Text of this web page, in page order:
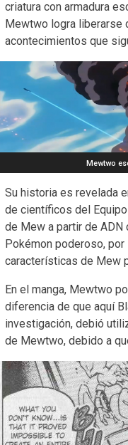
criatura con armadura
Mewtwo logra liberarse
acontecimientos que
Mewtwo
Su historia es revelada
de científicos del
de Mew a partir de
Pokémon poderoso,
características de Mew
En el manga, Mewtwo
diferencia de que aquí
investigación, debió
de Mewtwo, debido a